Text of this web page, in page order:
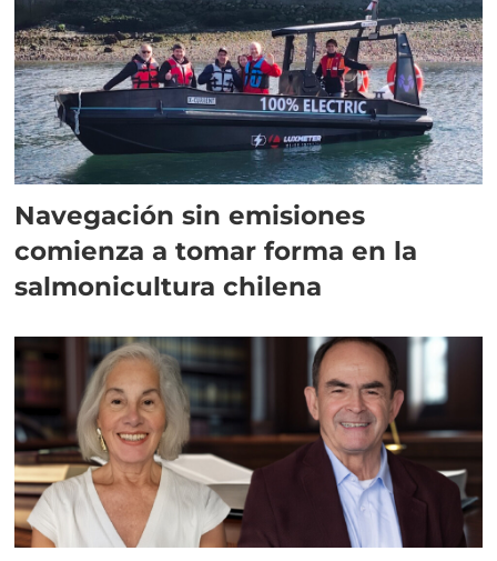
Navegación sin emisiones
comienza a tomar forma en la
salmonicultura chilena